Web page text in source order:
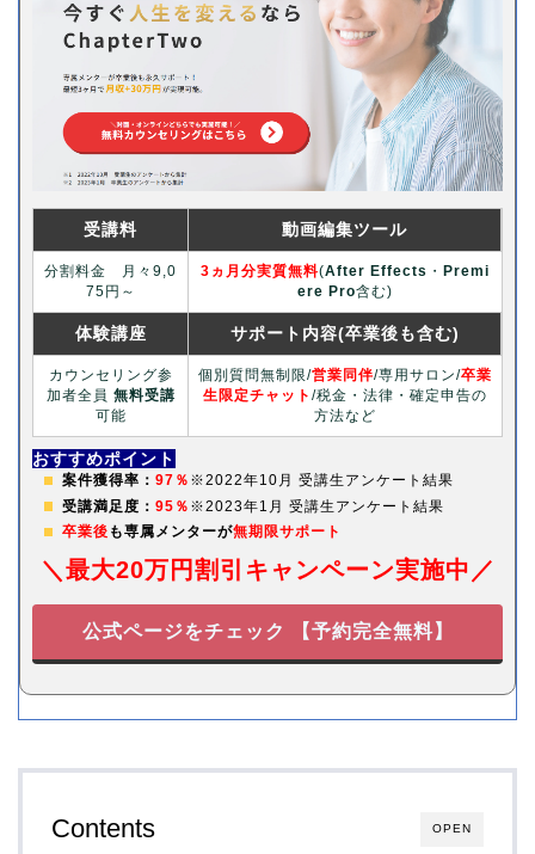
受講料 動画編集ツール
分割料金 月々9,0
75円～
3ヵ月分実質無料(After Effects ・ Premi
ere Pro含む)
体験講座 サポート内容(卒業後も含む)
カウンセリング参
加者全員 無料受講
可能
個別質問無制限/営業同伴/専用サロン/卒業
生限定チャット /税金・法律・確定申告の
方法など
おすすめポイント
案件獲得率： 97％ ※2022年10月 受講生アンケート結果
受講満足度： 95％ ※2023年1月 受講生アンケート結果
卒業後 も専属メンターが無期限サポート
＼最大20万円割引キャンペーン実施中／
公式ページをチェック 【予約完全無料】
OPEN
Contents